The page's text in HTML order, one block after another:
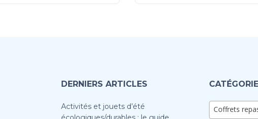
DERNIERS ARTICLES
Activités et jouets d’été
Coffrets